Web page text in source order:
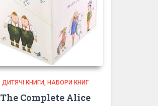
ДИТЯЧІ КНИГИ НАБОРИ КНИГ
The Complete Alice